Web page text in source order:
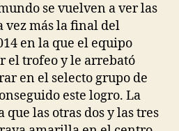
se vuelven a ver las
vez más la final del
en la que el equipo
el trofeo y le arrebató
en el selecto grupo de
este logro. La
que las otras dos y las tres